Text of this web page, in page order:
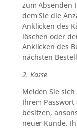
zum Absenden
dem Sie die
Anklicken des
löschen oder
Anklicken des
nächsten
2. Kasse
Melden Sie
Ihrem
besitzen,
neuer Kunde.